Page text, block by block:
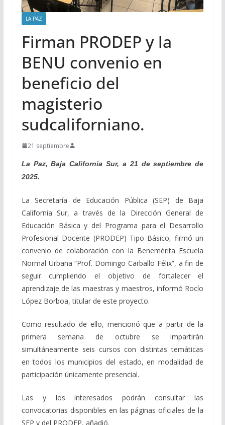
LA PAZ
Firman PRODEP y la
BENU convenio en
beneficio del
magisterio
sudcaliforniano.
21 septiembre
La Paz, Baja California Sur, a 21 de septiembre de
2025.
La Secretaría de Educación Pública (SEP) de Baja
California Sur, a través de la Dirección General de
Educación Básica y del Programa para el Desarrollo
Profesional Docente (PRODEP) Tipo Básico, firmó un
convenio de colaboración con la Benemérita Escuela
Normal Urbana “Prof. Domingo Carballo Félix”, a fin de
seguir cumpliendo el objetivo de fortalecer el
aprendizaje de las maestras y maestros, informó Rocío
López Borboa, titular de este proyecto.
Como resultado de ello, mencionó que a partir de la
primera semana de octubre se impartirán
simultáneamente seis cursos con distintas temáticas
en todos los municipios del estado, en modalidad de
participación únicamente presencial.
Las y los interesados podrán consultar las
convocatorias disponibles en las páginas oficiales de la
SEP y del PRODEP, añadió.